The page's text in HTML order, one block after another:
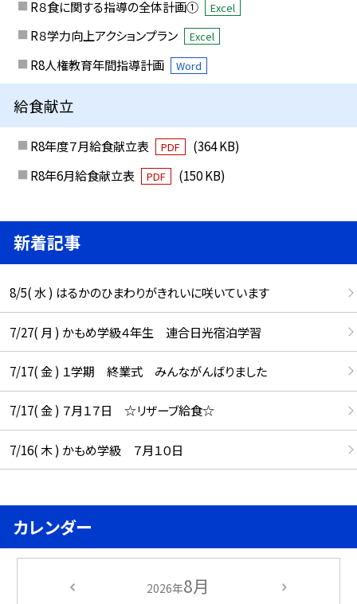
R８食に関する指導の全体計画① Excel
R８学力向上アクションプラン Excel
R8人権教育年間指導計画 Word
給食献立
R8年度７月給食献立表 PDF
(364 KB)
R8年6月給食献立表
PDF (150 KB)
新着記事
8/5( 水 ) はるかのひまわりがきれいに咲いています
7/27( 月 ) かもめ学級４年生 連合日光宿泊学習
7/17( 金 ) １学期 終業式 みんながんばりました
7/17( 金 ) ７月１７日 ☆リザーブ給食☆
7/16( 木 ) かもめ学級 ７月１０日
カレンダー
2026年8月